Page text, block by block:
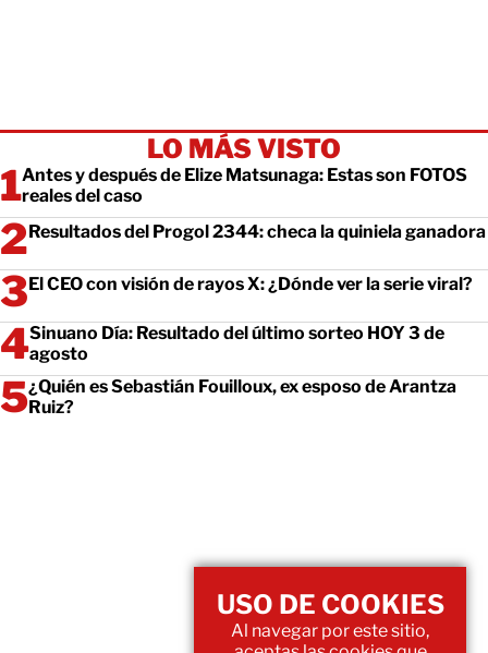
LO MÁS VISTO
Antes y después de Elize Matsunaga: Estas son FOTOS
reales del caso
Resultados del Progol 2344: checa la quiniela ganadora
El CEO con visión de rayos X: ¿Dónde ver la serie viral?
Sinuano Día: Resultado del último sorteo HOY 3 de
agosto
¿Quién es Sebastián Fouilloux, ex esposo de Arantza
Ruiz?
USO DE COOKIES
Al navegar por este sitio,